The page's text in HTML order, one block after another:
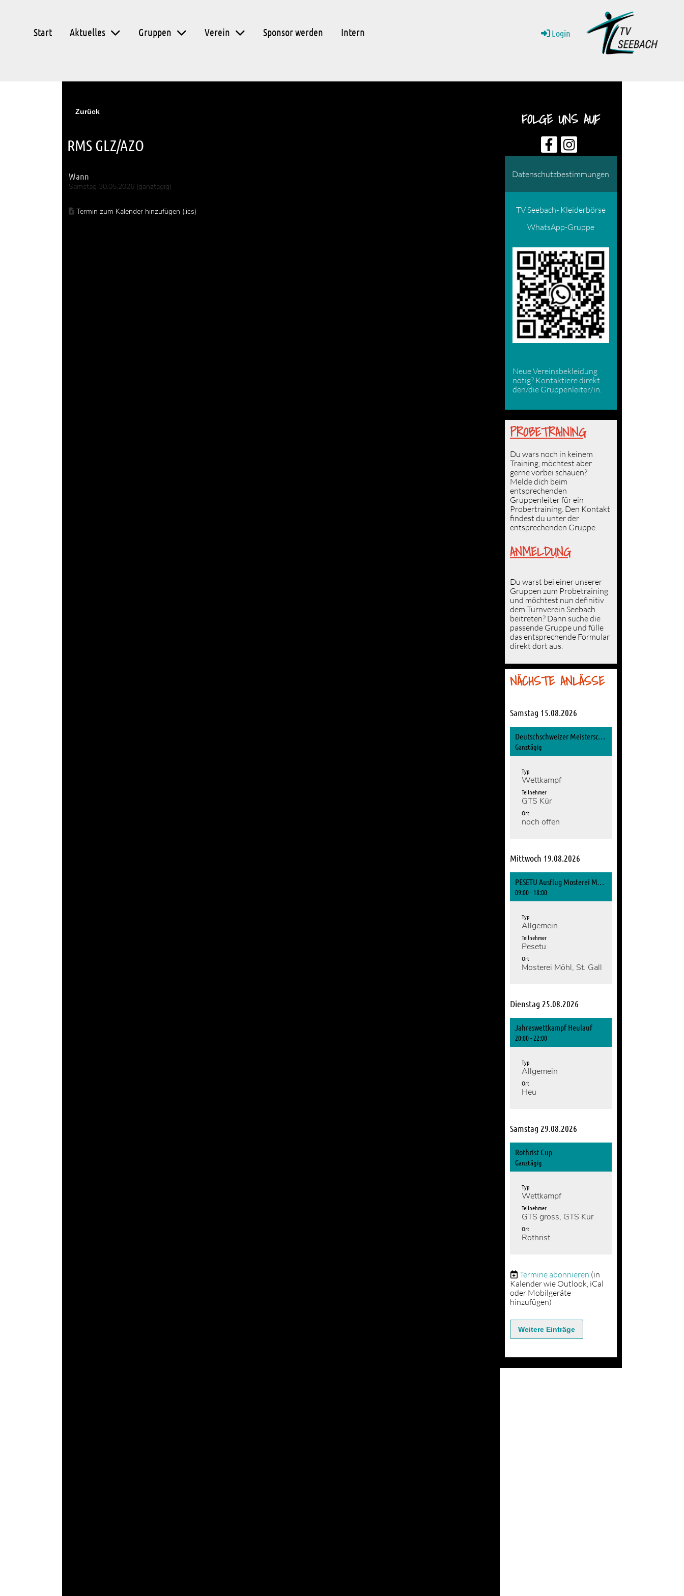
Start Aktuelles Gruppen Verein Sponsor werden Intern Login
Zurück
RMS GLZ/AZO
Wann
Samstag 30.05.2026 (ganztägig)
Termin zum Kalender hinzufügen (.ics)
FOLGE UNS AUF
Datenschutzbestimmungen
TV Seebach- Kleiderbörse
WhatsApp-Gruppe
Neue Vereinsbekleidung
nötig? Kontaktiere direkt
den/die Gruppenleiter/in.
PROBETRAINING
Du wars noch in keinem
Training, möchtest aber
gerne vorbei schauen?
Melde dich beim
entsprechenden
Gruppenleiter für ein
Probertraining. Den Kontakt
findest du unter der
entsprechenden Gruppe
ANMELDUNG
Du warst bei einer unserer
Gruppen zum Probetraining
und möchtest nun definitiv
dem Turnverein Seebach
beitreten? Dann suche die
passende Gruppe und fülle
das entsprechende Formular
direkt dort aus.
NÄCHSTE ANLÄSSE
Samstag 15.08.2026
Ganztägig
Typ
Wettkampf
Teilnehmer
GTS Kür
Ort
noch offen
Mittwoch 19.08.2026
09:00 - 18:00
Typ
Allgemein
Teilnehmer
Pesetu
Ort
Mosterei Möhl, St. Gallerstr. 213, 9320
Dienstag 25.08.2026
Jahreswettkampf Heulauf
20:00 - 22:00
Typ
Allgemein
Ort
Heu
Samstag 29.08.2026
Rothrist Cup
Ganztägig
Typ
Wettkampf
Teilnehmer
GTS gross, GTS Kür
Ort
Rothrist
Termine abonnieren (in
Kalender wie Outlook, iCal
oder Mobilgeräte
hinzufügen)
Weitere Einträge